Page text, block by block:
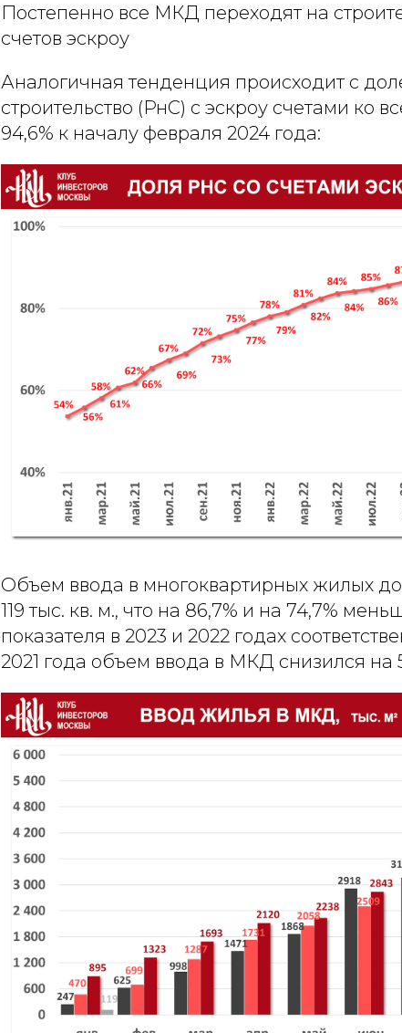
Постепенно все МКД переходят на
счетов эскроу
Аналогичная тенденция происходит с
строительство (РнС) с эскроу счетами ко
94,6% к началу февраля 2024 года:
Объем ввода в многоквартирных жилых
119 тыс. кв. м., что на 86,7% и на 74,7%
показателя в 2023 и 2022 годах
2021 года объем ввода в МКД снизился на